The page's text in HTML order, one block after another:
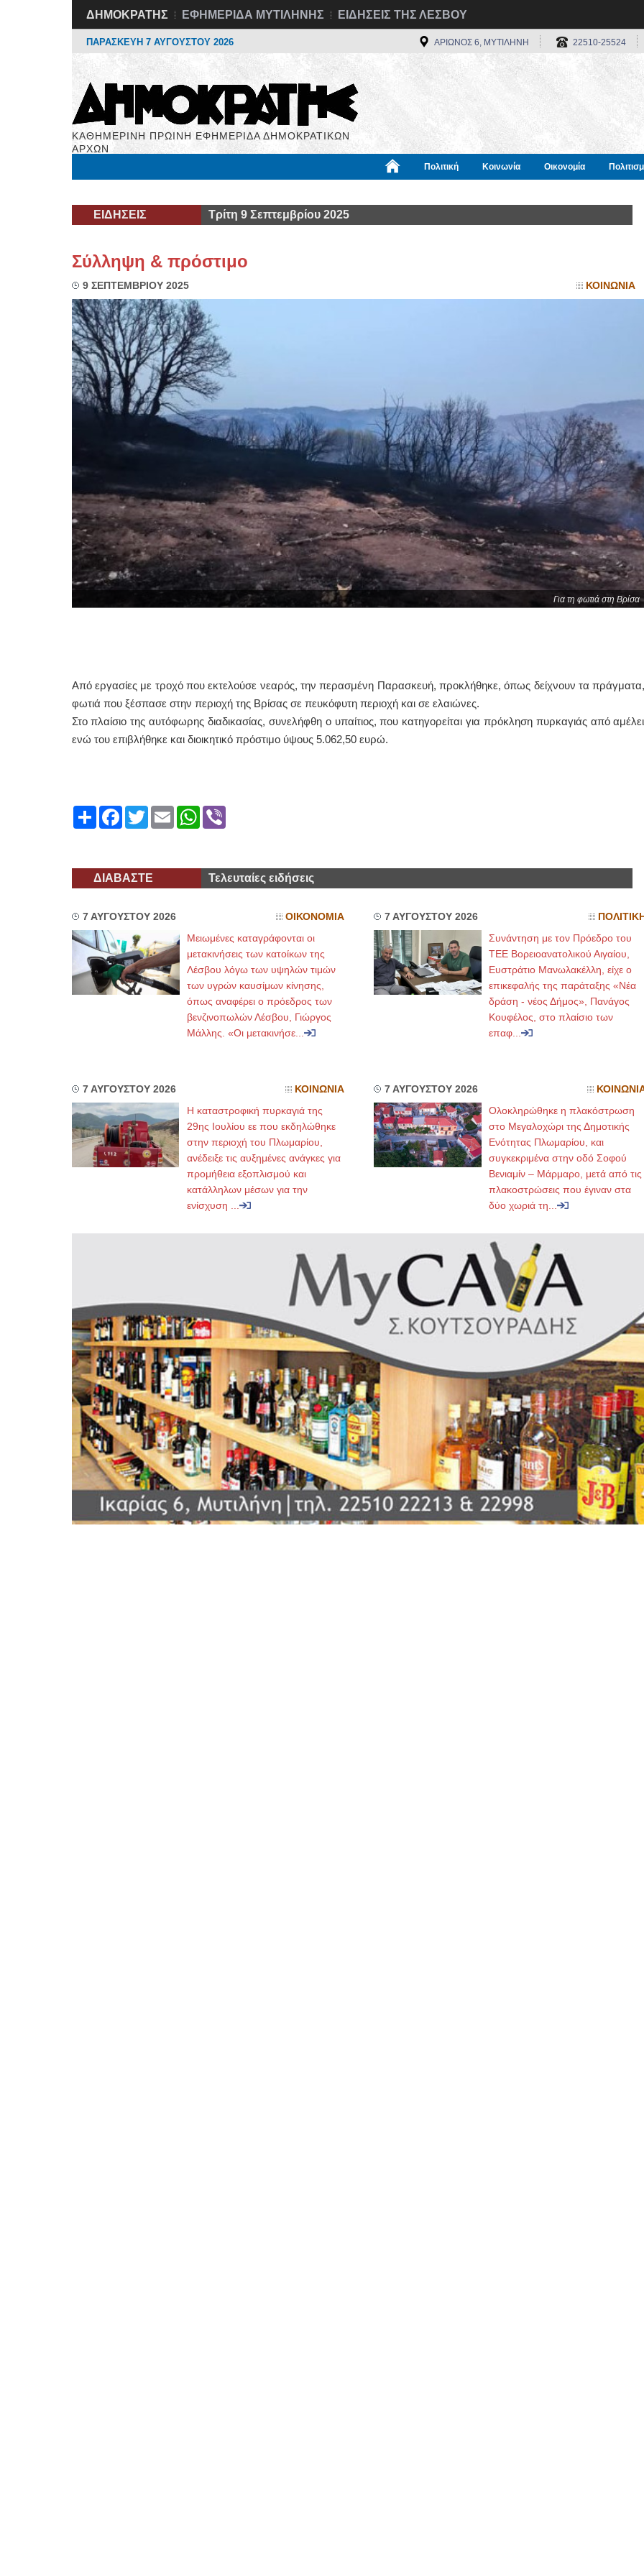
ΔΗΜΟΚΡΑΤΗΣ ΕΦΗΜΕΡΙΔΑ ΜΥΤΙΛΗΝΗΣ ΕΙΔΗΣΕΙΣ ΤΗΣ ΛΕΣΒΟΥ
ΠΑΡΑΣΚΕΥΗ 7 ΑΥΓΟΥΣΤΟΥ 2026 ΑΡΙΩΝΟΣ 6, ΜΥΤΙΛΗΝΗ 22510-25524
ΚΑΘΗΜΕΡΙΝΗ ΠΡΩΙΝΗ ΕΦΗΜΕΡΙΔΑ ΔΗΜΟΚΡΑΤΙΚΩΝ
ΑΡΧΩΝ
Πολιτική Κοινωνία Οικονομία
ΕΙΔΗΣΕΙΣ Τρίτη 9 Σεπτεμβρίου 2025
Σύλληψη & πρόστιμο
9 ΣΕΠΤΕΜΒΡΙΟΥ 2025 ΚΟΙΝΩΝΙΑ
Για τη φωτιά στη Βρίσα
Από εργασίες με τροχό που εκτελούσε νεαρός, την περασμένη Παρασκευή, προκλήθηκε, όπως δείχνουν τα
φωτιά που ξέσπασε στην περιοχή της Βρίσας σε πευκόφυτη περιοχή και σε ελαιώνες.
Στο πλαίσιο της αυτόφωρης διαδικασίας, συνελήφθη ο υπαίτιος, που κατηγορείται για πρόκληση πυρκαγιάς από
ενώ του επιβλήθηκε και διοικητικό πρόστιμο ύψους 5.062,50 ευρώ.
ShareFacebook
TwitterEmailWhatsApp
Viber
ΔΙΑΒΑΣΤΕ Τελευταίες ειδήσεις
7 ΑΥΓΟΥΣΤΟΥ 2026 ΟΙΚΟΝΟΜΙΑ
Μειωμένες καταγράφονται οι
μετακινήσεις των κατοίκων της
Λέσβου λόγω των υψηλών τιμών
των υγρών καυσίμων κίνησης,
όπως αναφέρει ο πρόεδρος των
βενζινοπωλών Λέσβου, Γιώργος
Μάλλης. «Οι μετακινήσε...
7 ΑΥΓΟΥΣΤΟΥ 2026 ΠΟΛΙΤΙΚΗ
Συνάντηση με τον Πρόεδρο του
ΤΕΕ Βορειοανατολικού Αιγαίου,
Ευστράτιο Μανωλακέλλη, είχε ο
επικεφαλής της παράταξης «Νέα
δράση - νέος Δήμος», Πανάγος
Κουφέλος, στο πλαίσιο των
επαφ...
7 ΑΥΓΟΥΣΤΟΥ 2026 ΚΟΙΝΩΝΙΑ
Η καταστροφική πυρκαγιά της
29ης Ιουλίου εε που εκδηλώθηκε
στην περιοχή του Πλωμαρίου,
ανέδειξε τις αυξημένες ανάγκες για
προμήθεια εξοπλισμού και
κατάλληλων μέσων για την
ενίσχυση ...
7 ΑΥΓΟΥΣΤΟΥ 2026
Ολοκληρώθηκε η πλακόστρωση
στο Μεγαλοχώρι της Δημοτικής
Ενότητας Πλωμαρίου, και
συγκεκριμένα στην οδό Σοφού
Βενιαμίν – Μάρμαρο, μετά από τις
πλακοστρώσεις που έγιναν στα
δύο χωριά τη...
Διδάκτωρ Ιατρικής Σχολής
Πανεπιστημίου Αθηνών
Πάρνηθας 95-97 Αχαρναί
email- elenboumpa@gmail.com